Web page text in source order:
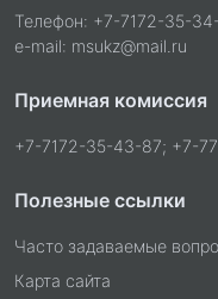
Телефон: +7-7172-35-
e-mail: msukz@mail.ru
Приемная комиссия
+7-7172-35-43-87; +7-
Полезные ссылки
Часто задаваемые
Карта сайта